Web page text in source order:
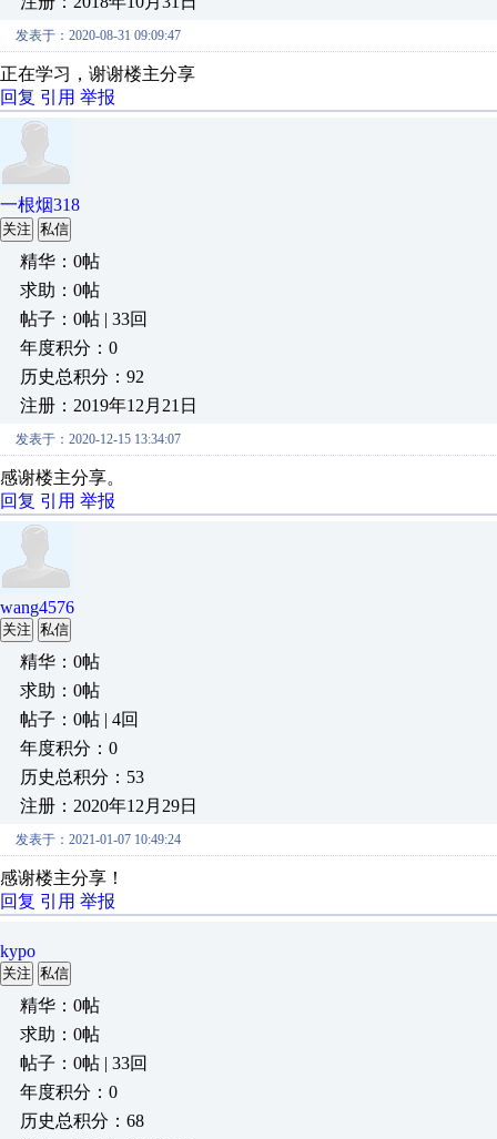
发表于：2020-08-31 09:09:47
正在学习，谢谢楼主分享
回复 引用 举报
一根烟318
关注 私信
精华：0帖
求助：0帖
帖子：0帖 | 33回
年度积分：0
历史总积分：92
注册：2019年12月21日
发表于：2020-12-15 13:34:07
感谢楼主分享。
回复 引用 举报
wang4576
关注 私信
精华：0帖
求助：0帖
帖子：0帖 | 4回
年度积分：0
历史总积分：53
注册：2020年12月29日
发表于：2021-01-07 10:49:24
感谢楼主分享！
回复 引用 举报
kypo
关注 私信
精华：0帖
求助：0帖
帖子：0帖 | 33回
年度积分：0
历史总积分：68